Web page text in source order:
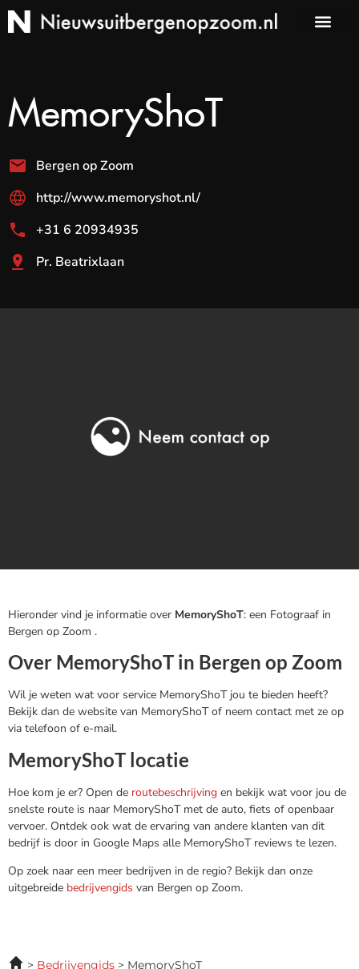
MemoryShoT
Bergen op Zoom
http://www.memoryshot.nl/
+31 6 20934935
Pr. Beatrixlaan
Hieronder vind je informatie over MemoryShoT: een Fotograaf in
Bergen op Zoom .
Over MemoryShoT in Bergen op Zoom
Wil je weten wat voor service MemoryShoT jou te bieden heeft?
Bekijk dan de website van MemoryShoT of neem contact met ze op
via telefoon of e-mail.
MemoryShoT locatie
Hoe kom je er? Open de routebeschrijving en bekijk wat voor jou de
snelste route is naar MemoryShoT met de auto, fiets of openbaar
vervoer. Ontdek ook wat de ervaring van andere klanten van dit
bedrijf is door in Google Maps alle MemoryShoT reviews te lezen.
Op zoek naar een meer bedrijven in de regio? Bekijk dan onze
uitgebreide bedrijvengids van Bergen op Zoom.
Bedrijvengids MemoryShoT